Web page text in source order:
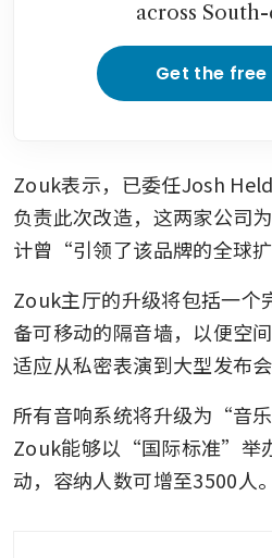
across South-
Get the
Zouk表示，已委任Josh
负责此次改造，这两家公司
计曾“引领了该品牌的全球
Zouk主厅的升级将包括一个
备可移动的隔音墙，以便空
适应从私密表演到大型发布
所有音响系统将升级为“音
Zouk能够以“国际标准”举
动，容纳人数可增至3500人。